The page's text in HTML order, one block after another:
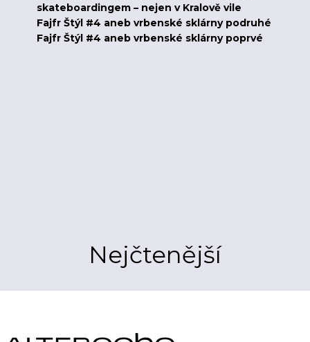
skateboardingem – nejen v Kralově vile
Fajfr Štýl #4 aneb vrbenské sklárny podruhé
Fajfr Štýl #4 aneb vrbenské sklárny poprvé
Nejčtenější